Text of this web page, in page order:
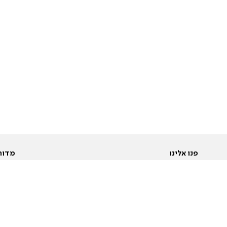
פנו אלינו